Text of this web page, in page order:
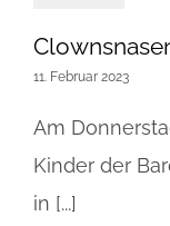
11. Februar 2023
Am
Kinder der
in [...]